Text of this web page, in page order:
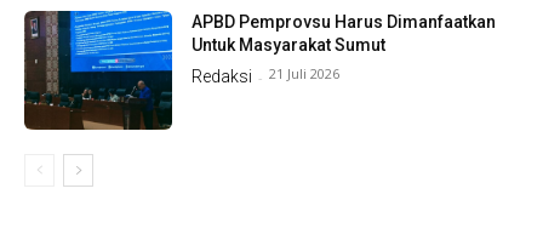
APBD Pemprovsu Harus Dimanfaatkan
Untuk Masyarakat Sumut
Redaksi - 21 Juli 2026